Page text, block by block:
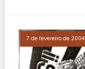
7 de fevereiro de 2004